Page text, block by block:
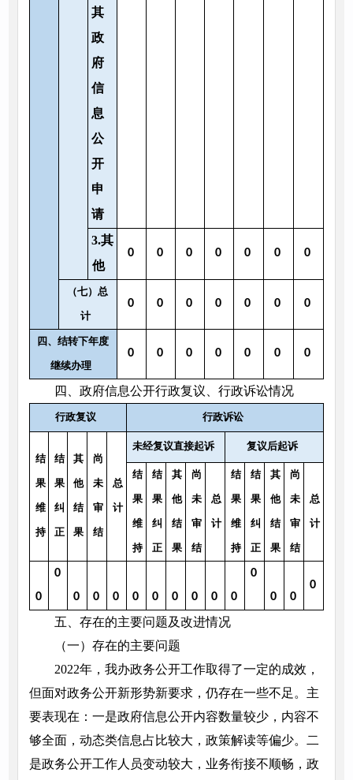
其
政
府
信
息
公
开
申
请
3.其
他
0 0 0 0 0 0 0
（七）总
计
0 0 0 0 0 0 0
四、结转下年度
继续办理
0 0 0 0 0 0 0
四、政府信息公开行政复议、行政诉讼情况
行政复议 行政诉讼
结
果
维
持
结
果
纠
正
其
他
结
果
尚
未
审
结
总
计
未经复议直接起诉 复议后起诉
结
果
维
持
结
果
纠
正
其
他
结
果
尚
未
审
结
总
计
结
果
维
持
结
果
纠
正
其
他
结
果
尚
未
审
结
总
计
0
0
0
0 0 0 0 0 0 0 0
0
0
0
0
五、存在的主要问题及改进情况
（一）存在的主要问题
2022年，我办政务公开工作取得了一定的成效，
但面对政务公开新形势新要求，仍存在一些不足。主
要表现在：一是政府信息公开内容数量较少，内容不
够全面，动态类信息占比较大，政策解读等偏少。二
是政务公开工作人员变动较大，业务衔接不顺畅，政